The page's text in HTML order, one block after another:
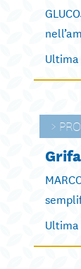
Ultima
Ultima